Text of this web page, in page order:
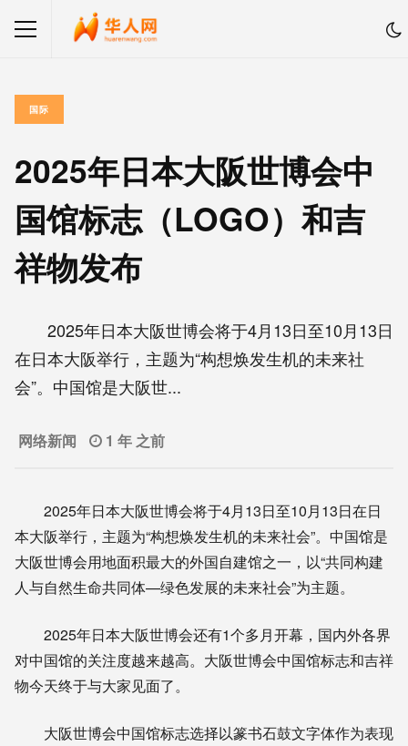
国际
2025年日本大阪世博会中
国馆标志（LOGO）和吉
祥物发布
2025年日本大阪世博会将于4月13日至10月13日
在日本大阪举行，主题为“构想焕发生机的未来社
会”。中国馆是大阪世...
网络新闻 1 年 之前
2025年日本大阪世博会将于4月13日至10月13日在日
本大阪举行，主题为“构想焕发生机的未来社会”。中国馆是
大阪世博会用地面积最大的外国自建馆之一，以“共同构建
人与自然生命共同体—绿色发展的未来社会”为主题。
2025年日本大阪世博会还有1个多月开幕，国内外各界
对中国馆的关注度越来越高。大阪世博会中国馆标志和吉祥
物今天终于与大家见面了。
大阪世博会中国馆标志选择以篆书石鼓文字体作为表现